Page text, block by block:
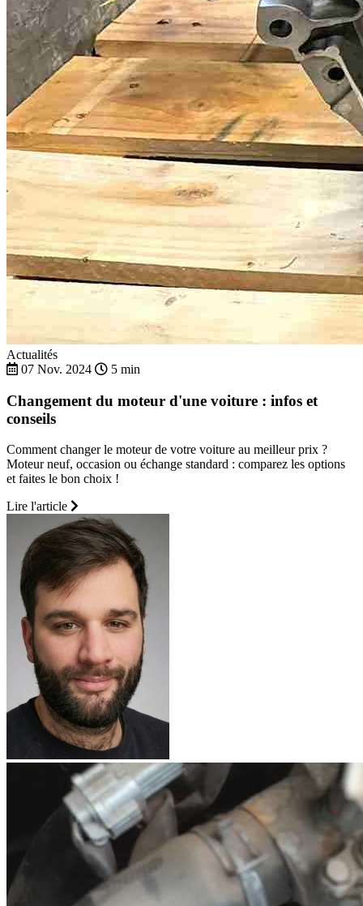
Actualités
07 Nov. 2024
5 min
Changement du moteur d'une voiture : infos et
conseils
Comment changer le moteur de votre voiture au meilleur prix ?
Moteur neuf, occasion ou échange standard : comparez les options
et faites le bon choix !
Lire l'article